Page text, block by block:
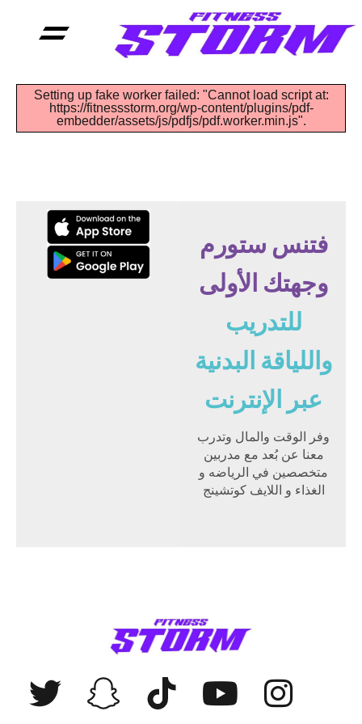
Setting up fake worker failed: "Cannot load script at:
https://fitnessstorm.org/wp-content/plugins/pdf-
embedder/assets/js/pdfjs/pdf.worker.min.js".
فتنس ستورم
وجهتك الأولى
للتدريب
واللياقة البدنية
عبر الإنترنت
وفر الوقت والمال وتدرب
معنا عن بُعد مع مدربين
متخصصين في الرياضه و
الغذاء و اللايف كوتشينج